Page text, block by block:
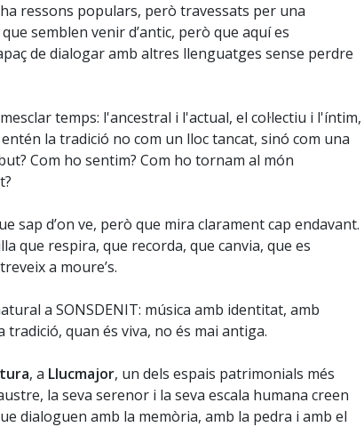
ressons populars, però travessats per una
semblen venir d’antic, però que aquí es
de dialogar amb altres llenguatges sense perdre
temps: l'ancestral i l'actual, el col·lectiu i l'íntim,
la tradició no com un lloc tancat, sinó com una
Com ho sentim? Com ho tornam al món
sap d’on ve, però que mira clarament cap endavant.
que respira, que recorda, que canvia, que es
a moure’s.
a SONSDENIT: música amb identitat, amb
quan és viva, no és mai antiga.
, a Llucmajor, un dels espais patrimonials més
la seva serenor i la seva escala humana creen
dialoguen amb la memòria, amb la pedra i amb el